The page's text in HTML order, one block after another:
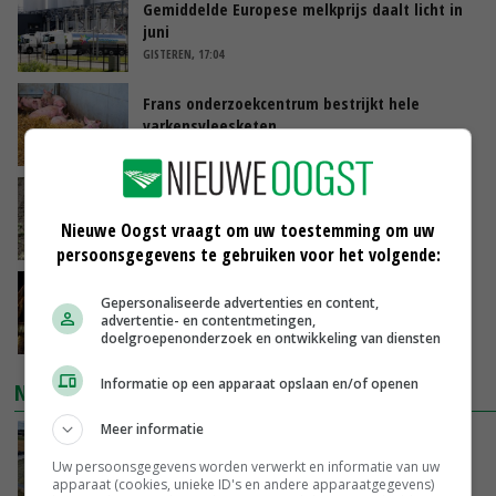
Gemiddelde Europese melkprijs daalt licht in
juni
GISTEREN, 17:04
Frans onderzoekcentrum bestrijkt hele
varkensvleesketen
Emmeloord noteert eerste zaaiuien op
maximaal 20 euro
GISTEREN, 14:59
Spontane boerenacties in Twente en
Apeldoorn zetten de trend
GISTEREN, 14:48
NIEUWSTE VIDEO'S
Droogte veroorzaakt steeds meer problemen:
‘Bassin afgelopen week al leeg’
GISTEREN, 14:06
Nieuwe Oogst vraagt om uw toestemming om uw
persoonsgegevens te gebruiken voor het volgende:
Gepersonaliseerde advertenties en content,
advertentie- en contentmetingen,
doelgroepenonderzoek en ontwikkeling van diensten
Informatie op een apparaat opslaan en/of openen
Meer informatie
Uw persoonsgegevens worden verwerkt en informatie van uw
apparaat (cookies, unieke ID's en andere apparaatgegevens)